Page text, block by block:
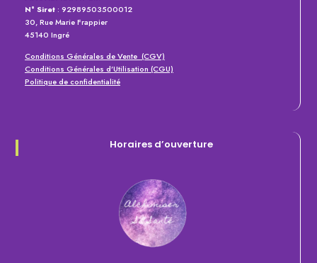
N° Siret : 92989503500012
30, Rue Marie Frappier
45140 Ingré
Conditions Générales de Vente (CGV)
Conditions Générales d’Utilisation (CGU)
Politique de confidentialité
Horaires d’ouverture